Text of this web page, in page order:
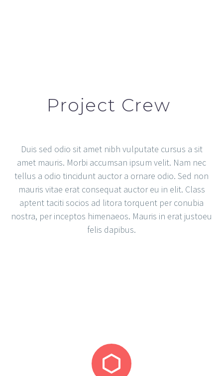
Project Crew
Duis sed odio sit amet nibh vulputate cursus a sit
amet mauris. Morbi accumsan ipsum velit. Nam nec
tellus a odio tincidunt auctor a ornare odio. Sed non
mauris vitae erat consequat auctor eu in elit. Class
aptent taciti socios ad litora torquent per conubia
nostra, per inceptos himenaeos. Mauris in erat justoeu
felis dapibus.

